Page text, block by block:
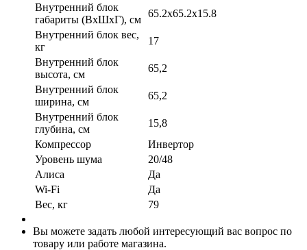
Внутренний блок
габариты (ВхШхГ), см
65.2x65.2x15.8
Внутренний блок вес,
кг
17
Внутренний блок
высота, см
65,2
Внутренний блок
ширина, см
65,2
Внутренний блок
глубина, см
15,8
Компрессор
Инвертор
Уровень шума
20/48
Алиса
Да
Wi-Fi
Да
Вес, кг
79
Вы можете задать любой интересующий вас вопрос по
товару или работе магазина.